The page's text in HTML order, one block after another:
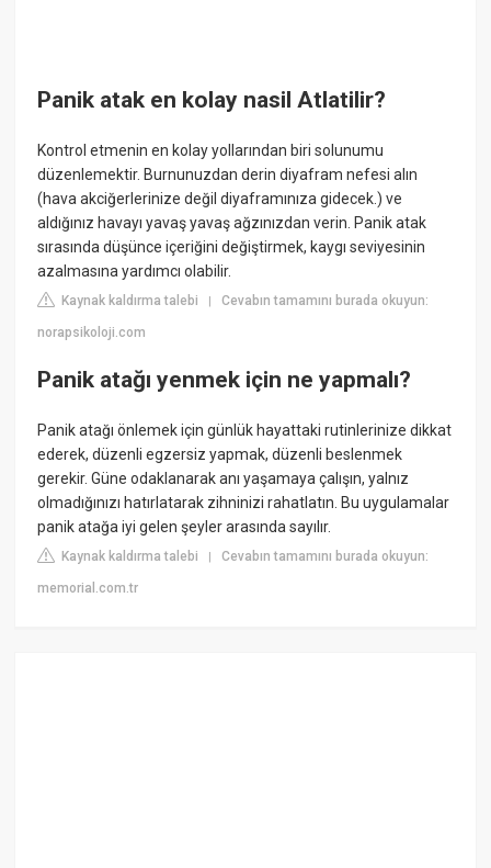
Panik atak en kolay nasil Atlatilir?
Kontrol etmenin en kolay yollarından biri solunumu
düzenlemektir. Burnunuzdan derin diyafram nefesi alın
(hava akciğerlerinize değil diyaframınıza gidecek.) ve
aldığınız havayı yavaş yavaş ağzınızdan verin. Panik atak
sırasında düşünce içeriğini değiştirmek, kaygı seviyesinin
azalmasına yardımcı olabilir.
Kaynak kaldırma talebi |Cevabın tamamını burada okuyun:
norapsikoloji.com
Panik atağı yenmek için ne yapmalı?
Panik atağı önlemek için günlük hayattaki rutinlerinize dikkat
ederek, düzenli egzersiz yapmak, düzenli beslenmek
gerekir. Güne odaklanarak anı yaşamaya çalışın, yalnız
olmadığınızı hatırlatarak zihninizi rahatlatın. Bu uygulamalar
panik atağa iyi gelen şeyler arasında sayılır.
Kaynak kaldırma talebi |Cevabın tamamını burada okuyun:
memorial.com.tr